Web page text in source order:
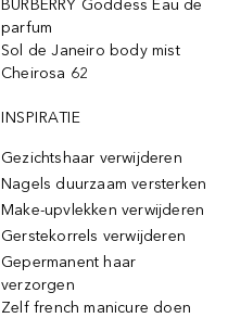
BURBERRY Goddess Eau de
parfum
Sol de Janeiro body mist
Cheirosa 62
INSPIRATIE
Gezichtshaar verwijderen
Nagels duurzaam versterken
Make-upvlekken verwijderen
Gerstekorrels verwijderen
Gepermanent haar
verzorgen
Zelf french manicure doen